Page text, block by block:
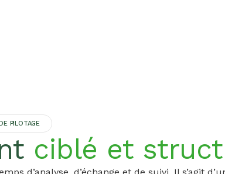
PILOTAGE
ciblé et